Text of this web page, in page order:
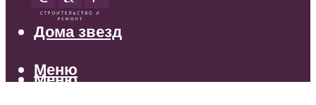
Свет
Дома звезд
Меню
Меню